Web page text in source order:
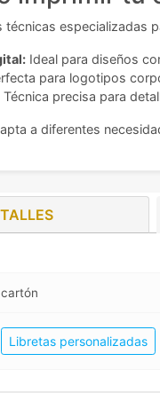
técnicas especializadas
Ideal para diseños
para logotipos
Técnica precisa para
a diferentes
cartón
Libretas personalizadas